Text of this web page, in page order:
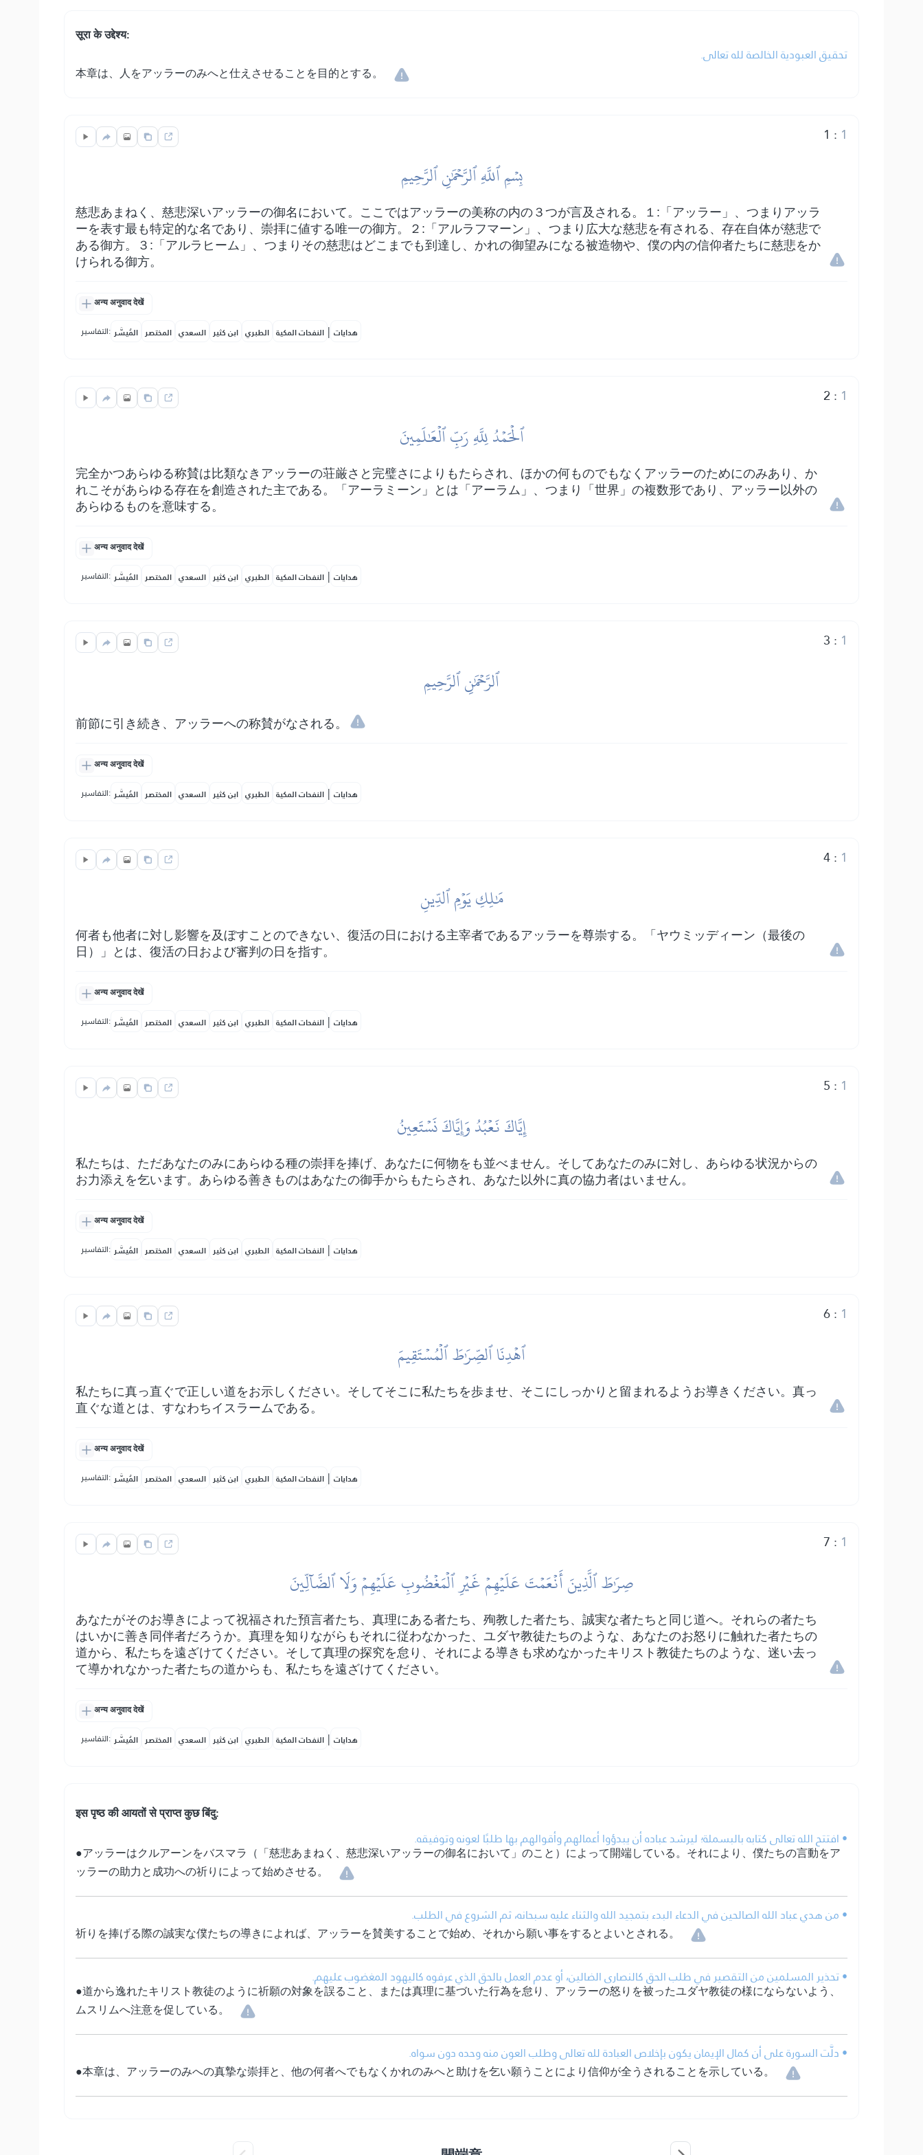
सूरा के उद्देश्य:
تحقيق العبودية الخالصة لله تعالى.
本章は、人をアッラーのみへと仕えさせることを目的とする。
1 : 1
بِسۡمِ ٱللَّهِ ٱلرَّحۡمَٰنِ ٱلرَّحِيمِ
慈悲あまねく、慈悲深いアッラーの御名において。ここではアッラーの美称の内の３つが言及される。１:「アッラー」、つまりアッラ
ーを表す最も特定的な名であり、崇拝に値する唯一の御方。２:「アルラフマーン」、つまり広大な慈悲を有される、存在自体が慈悲で
ある御方。３:「アルラヒーム」、つまりその慈悲はどこまでも到達し、かれの御望みになる被造物や、僕の内の信仰者たちに慈悲をか
けられる御方。
अन्य अनुवाद देखें
التفاسير: المُيسَّر المختصر السعدي ابن كثير الطبري النفحات المكية | هدايات
2 : 1
ٱلۡحَمۡدُ لِلَّهِ رَبِّ ٱلۡعَٰلَمِينَ
完全かつあらゆる称賛は比類なきアッラーの荘厳さと完璧さによりもたらされ、ほかの何ものでもなくアッラーのためにのみあり、か
れこそがあらゆる存在を創造された主である。「アーラミーン」とは「アーラム」、つまり「世界」の複数形であり、アッラー以外の
あらゆるものを意味する。
अन्य अनुवाद देखें
التفاسير: المُيسَّر المختصر السعدي ابن كثير الطبري النفحات المكية | هدايات
3 : 1
ٱلرَّحۡمَٰنِ ٱلرَّحِيمِ
前節に引き続き、アッラーへの称賛がなされる。
अन्य अनुवाद देखें
التفاسير: المُيسَّر المختصر السعدي ابن كثير الطبري النفحات المكية | هدايات
4: 1
مَٰلِكِ يَوۡمِ ٱلدِّينِ
何者も他者に対し影響を及ぼすことのできない、復活の日における主宰者であるアッラーを尊崇する。「ヤウミッディーン（最後の
日）」とは、復活の日および審判の日を指す。
अन्य अनुवाद देखें
التفاسير: المُيسَّر المختصر السعدي ابن كثير الطبري النفحات المكية | هدايات
5 : 1
إِيَّاكَ نَعۡبُدُ وَإِيَّاكَ نَسۡتَعِينُ
私たちは、ただあなたのみにあらゆる種の崇拝を捧げ、あなたに何物をも並べません。そしてあなたのみに対し、あらゆる状況からの
お力添えを乞います。あらゆる善きものはあなたの御手からもたらされ、あなた以外に真の協力者はいません。
अन्य अनुवाद देखें
التفاسير: المُيسَّر المختصر السعدي ابن كثير الطبري النفحات المكية | هدايات
6: 1
ٱهۡدِنَا ٱلصِّرَٰطَ ٱلۡمُسۡتَقِيمَ
私たちに真っ直ぐで正しい道をお示しください。そしてそこに私たちを歩ませ、そこにしっかりと留まれるようお導きください。真っ
直ぐな道とは、すなわちイスラームである。
अन्य अनुवाद देखें
التفاسير: المُيسَّر المختصر السعدي ابن كثير الطبري النفحات المكية | هدايات
7 : 1
صِرَٰطَ ٱلَّذِينَ أَنۡعَمۡتَ عَلَيۡهِمۡ غَيۡرِ ٱلۡمَغۡضُوبِ عَلَيۡهِمۡ وَلَا ٱلضَّآلِّينَ
あなたがそのお導きによって祝福された預言者たち、真理にある者たち、殉教した者たち、誠実な者たちと同じ道へ。それらの者たち
はいかに善き同伴者だろうか。真理を知りながらもそれに従わなかった、ユダヤ教徒たちのような、あなたのお怒りに触れた者たちの
道から、私たちを遠ざけてください。そして真理の探究を怠り、それによる導きも求めなかったキリスト教徒たちのような、迷い去っ
て導かれなかった者たちの道からも、私たちを遠ざけてください。
अन्य अनुवाद देखें
التفاسير: المُيسَّر المختصر السعدي ابن كثير الطبري النفحات المكية | هدايات
इस पृष्ठ की आयतों से प्राप्त कुछ बिंदु:
• افتتح الله تعالى كتابه بالبسملة؛ ليرشد عباده أن يبدؤوا أعمالهم وأقوالهم بها طلبًا لعونه وتوفيقه.
●アッラーはクルアーンをバスマラ（「慈悲あまねく、慈悲深いアッラーの御名において」のこと）によって開端している。それにより、僕たちの言動をア
ッラーの助力と成功への祈りによって始めさせる。
• من هدي عباد الله الصالحين في الدعاء البدء بتمجيد الله والثناء عليه سبحانه، ثم الشروع في الطلب.
祈りを捧げる際の誠実な僕たちの導きによれば、アッラーを賛美することで始め、それから願い事をするとよいとされる。
• تحذير المسلمين من التقصير في طلب الحق كالنصارى الضالين، أو عدم العمل بالحق الذي عرفوه كاليهود المغضوب عليهم.
●道から逸れたキリスト教徒のように祈願の対象を誤ること、または真理に基づいた行為を怠り、アッラーの怒りを被ったユダヤ教徒の様にならないよう、
ムスリムへ注意を促している。
• دلَّت السورة على أن كمال الإيمان يكون بإخلاص العبادة لله تعالى وطلب العون منه وحده دون سواه.
●本章は、アッラーのみへの真摯な崇拝と、他の何者へでもなくかれのみへと助けを乞い願うことにより信仰が全うされることを示している。